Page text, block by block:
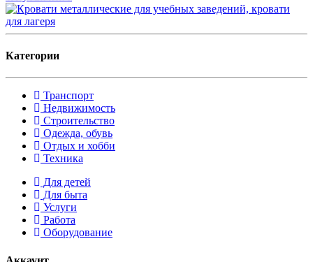
Категории
Транспорт
Недвижимость
Строительство
Одежда, обувь
Отдых и хобби
Техника
Для детей
Для быта
Услуги
Работа
Оборудование